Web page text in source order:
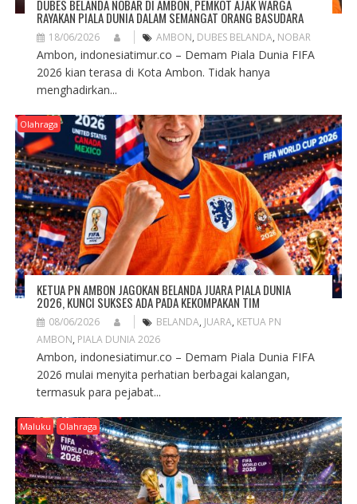
DUBES BELANDA NOBAR DI AMBON, PEMKOT AJAK WARGA
RAYAKAN PIALA DUNIA DALAM SEMANGAT ORANG BASUDARA
18/06/2026 AMBON, DUBES BELANDA, NOBAR
Ambon, indonesiatimur.co – Demam Piala Dunia FIFA
2026 kian terasa di Kota Ambon. Tidak hanya
menghadirkan...
Olahraga
KETUA PN AMBON JAGOKAN BELANDA JUARA PIALA DUNIA
2026, KUNCI SUKSES ADA PADA KEKOMPAKAN TIM
08/06/2026 BELANDA, JUARA, KETUA PN
AMBON, PIALA DUNIA 2026
Ambon, indonesiatimur.co – Demam Piala Dunia FIFA
2026 mulai menyita perhatian berbagai kalangan,
termasuk para pejabat...
Maluku Olahraga